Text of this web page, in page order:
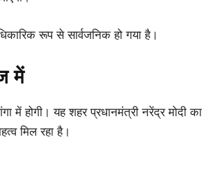
रूप से सार्वजनिक हो गया है।
में
में होगी। यह शहर प्रधानमंत्री नरेंद्र मोदी का
मिल रहा है।